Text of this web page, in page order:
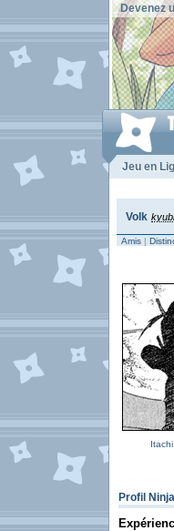
Devenez
Jeu en
Volk
Amis |
Profil Ninja